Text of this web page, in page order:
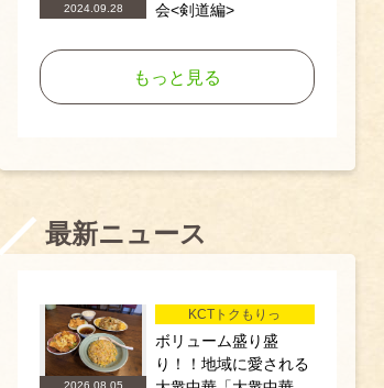
2024.09.28
会<剣道編>
もっと見る
最新ニュース
KCTトクもりっ
ボリューム盛り盛
り！！地域に愛される